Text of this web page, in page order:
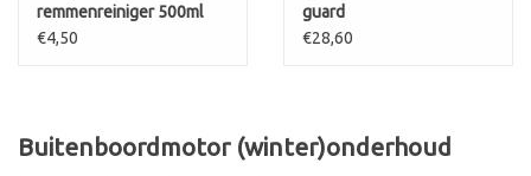
remmenreiniger 500ml
€4,50
guard
€28,60
Buitenboordmotor (winter)onderhoud